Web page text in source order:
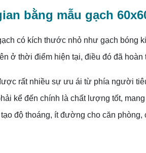
bằng mẫu gạch
có kích thước nhỏ như gạch bóng
ở thời điểm hiện tại, điều đó đã hoàn
rất nhiều sự ưu ái từ phía người
kể đến chính là chất lượng tốt,
độ thoáng, ít đường cho căn phòng,